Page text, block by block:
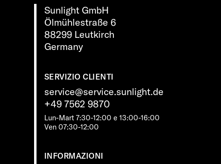
Sunlight GmbH
Ölmühlestraße 6
88299 Leutkirch
Germany
SERVIZIO CLIENTI
service@service.sunlight.de
+49 7562 9870
Lun-Mart 7:30-12:00 e 13:00-16:00
Ven 07:30-12:00
INFORMAZIONI